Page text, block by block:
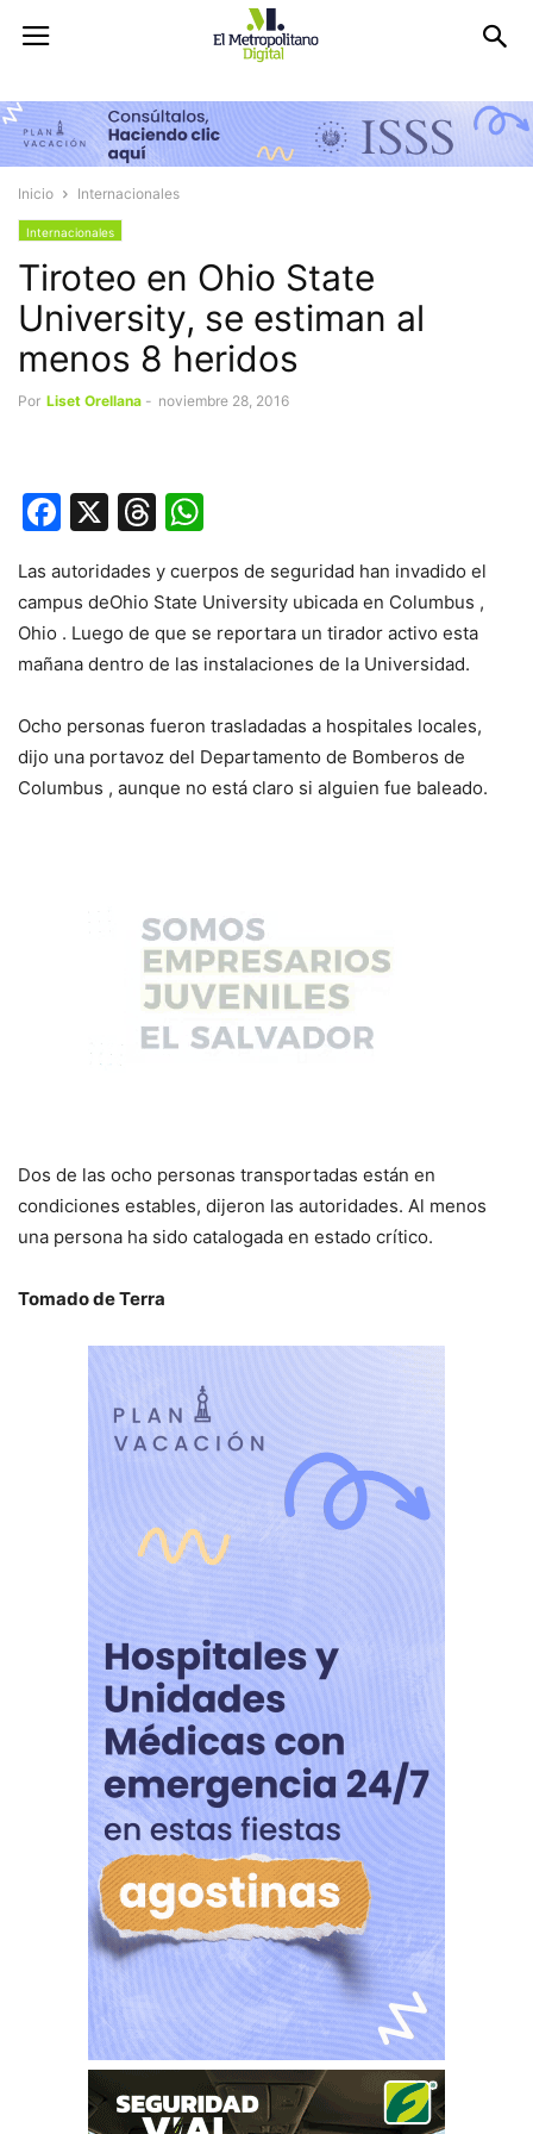
Inicio Internacionales
Internacionales
Tiroteo en Ohio State
University, se estiman al
menos 8 heridos
Por Liset Orellana - noviembre 28, 2016
Facebook
X Threads
Las autoridades y cuerpos de seguridad han invadido el
campus deOhio State University ubicada en Columbus ,
Ohio . Luego de que se reportara un tirador activo esta
mañana dentro de las instalaciones de la Universidad.
Ocho personas fueron trasladadas a hospitales locales,
dijo una portavoz del Departamento de Bomberos de
Columbus , aunque no está claro si alguien fue baleado.
Dos de las ocho personas transportadas están en
condiciones estables, dijeron las autoridades. Al menos
una persona ha sido catalogada en estado crítico.
Tomado de Terra